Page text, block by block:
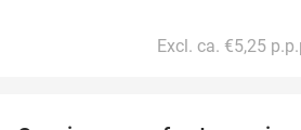
Excl. ca. €5,25